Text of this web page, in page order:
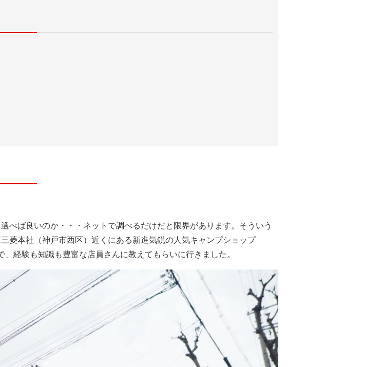
べば良いのか・・・ネットで調べるだけだと限界があります。そういう
菱本社（神戸市西区）近くにある新進気鋭の人気キャンプショップ
経験も知識も豊富な店員さんに教えてもらいに行きました。